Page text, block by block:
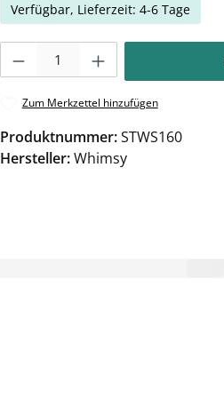
Verfügbar, Lieferzeit: 4-6 Tage
Zum Merkzettel hinzufügen
Produktnummer:STWS160
Hersteller:Whimsy